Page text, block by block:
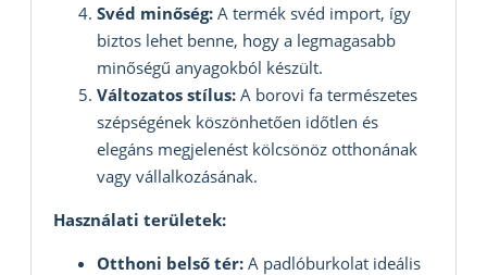
Svéd minőség: A termék svéd import, így
biztos lehet benne, hogy a legmagasabb
minőségű anyagokból készült.
Változatos stílus: A borovi fa természetes
szépségének köszönhetően időtlen és
elegáns megjelenést kölcsönöz otthonának
vagy vállalkozásának.
Használati területek:
Otthoni belső tér: A padlóburkolat ideális